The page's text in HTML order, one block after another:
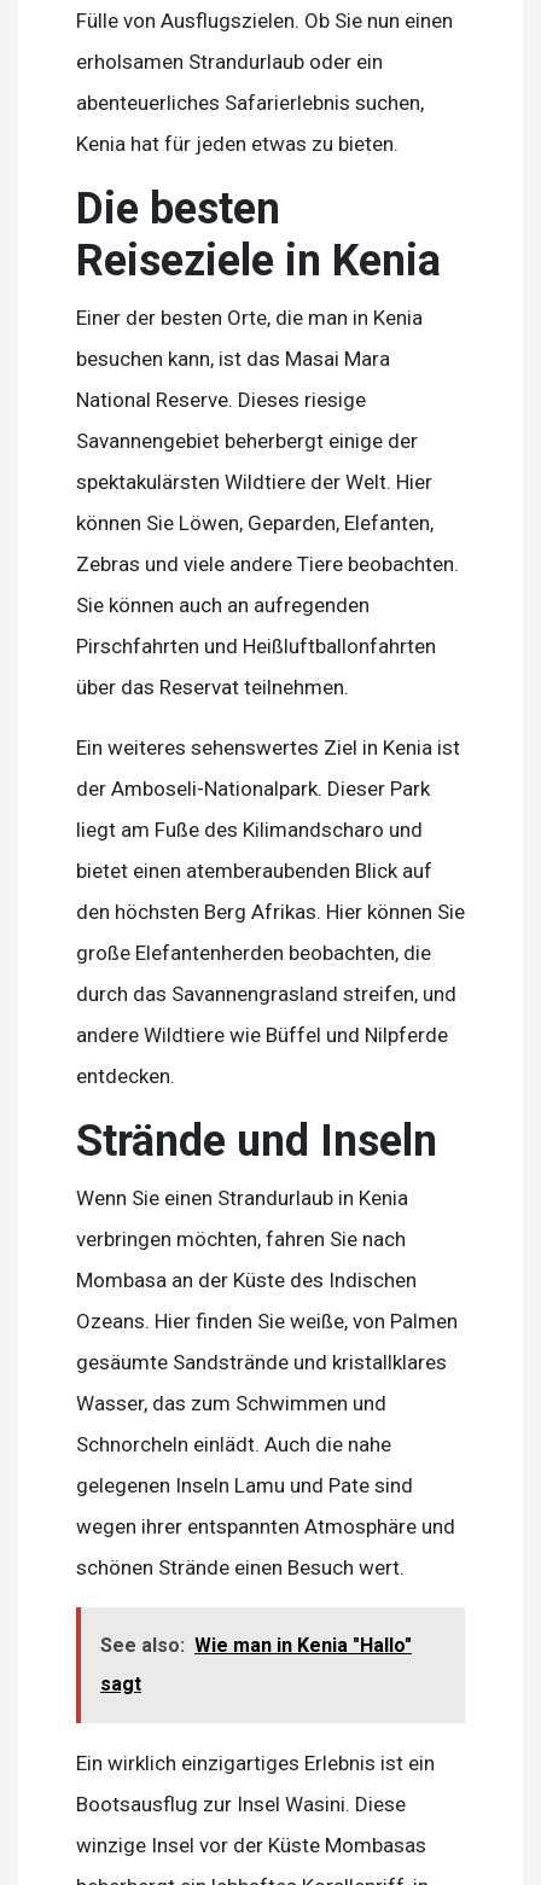
Fülle von Ausflugszielen. Ob Sie nun einen
erholsamen Strandurlaub oder ein
abenteuerliches Safarierlebnis suchen,
Kenia hat für jeden etwas zu bieten.
Die besten
Reiseziele in Kenia
Einer der besten Orte, die man in Kenia
besuchen kann, ist das Masai Mara
National Reserve. Dieses riesige
Savannengebiet beherbergt einige der
spektakulärsten Wildtiere der Welt. Hier
können Sie Löwen, Geparden, Elefanten,
Zebras und viele andere Tiere beobachten.
Sie können auch an aufregenden
Pirschfahrten und Heißluftballonfahrten
über das Reservat teilnehmen.
Ein weiteres sehenswertes Ziel in Kenia ist
der Amboseli-Nationalpark. Dieser Park
liegt am Fuße des Kilimandscharo und
bietet einen atemberaubenden Blick auf
den höchsten Berg Afrikas. Hier können Sie
große Elefantenherden beobachten, die
durch das Savannengrasland streifen, und
andere Wildtiere wie Büffel und Nilpferde
entdecken.
Strände und Inseln
Wenn Sie einen Strandurlaub in Kenia
verbringen möchten, fahren Sie nach
Mombasa an der Küste des Indischen
Ozeans. Hier finden Sie weiße, von Palmen
gesäumte Sandstrände und kristallklares
Wasser, das zum Schwimmen und
Schnorcheln einlädt. Auch die nahe
gelegenen Inseln Lamu und Pate sind
wegen ihrer entspannten Atmosphäre und
schönen Strände einen Besuch wert.
See also: Wie man in Kenia "Hallo"
sagt
Ein wirklich einzigartiges Erlebnis ist ein
Bootsausflug zur Insel Wasini. Diese
winzige Insel vor der Küste Mombasas